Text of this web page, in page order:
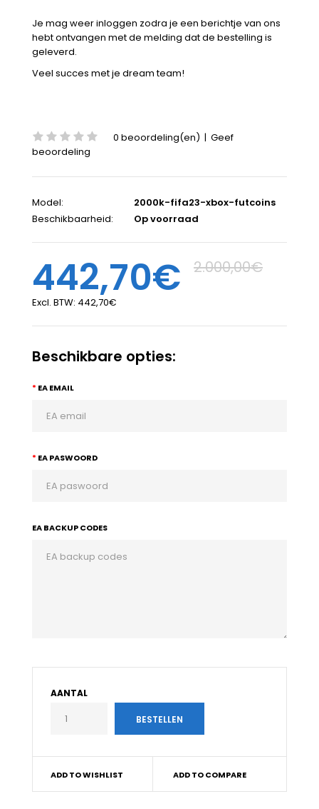
Je mag weer inloggen zodra je een berichtje van ons
hebt ontvangen met de melding dat de bestelling is
geleverd.
Veel succes met je dream team!
0 beoordeling(en) | Geef
beoordeling
Model:
2000k-fifa23-xbox-futcoins
Beschikbaarheid:
Op voorraad
442,70€ 2.000,00€
Excl. BTW: 442,70€
Beschikbare opties:
EA EMAIL
EA PASWOORD
EA BACKUP CODES
AANTAL
ADD TO WISHLIST ADD TO COMPARE